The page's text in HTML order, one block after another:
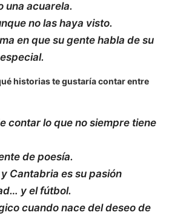
una acuarela.
no las haya visto.
en que su gente habla de su
historias te gustaría contar entre
contar lo que no siempre tiene
de poesía.
Cantabria es su pasión
y el fútbol.
cuando nace del deseo de